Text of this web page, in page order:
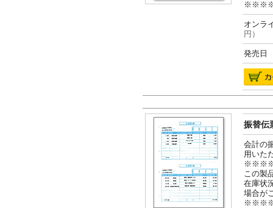
オン
円）
発売日
振替伝
会計の
用いた
この製
在庫状
場合が